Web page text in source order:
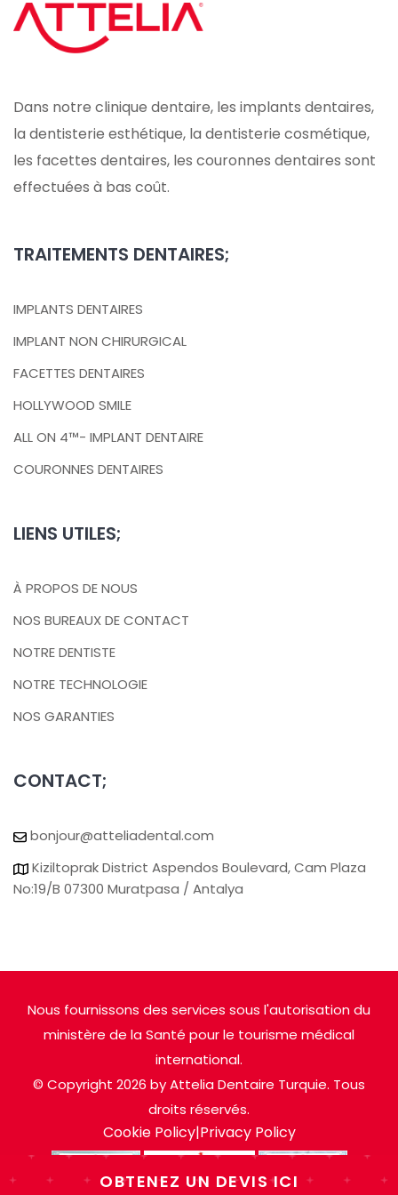
OBTENEZ UN DEVIS ICI
Dans notre clinique dentaire, les implants dentaires,
la dentisterie esthétique, la dentisterie cosmétique,
les facettes dentaires, les couronnes dentaires sont
effectuées à bas coût.
TRAITEMENTS DENTAIRES;
IMPLANTS DENTAIRES
IMPLANT NON CHIRURGICAL
FACETTES DENTAIRES
HOLLYWOOD SMILE
ALL ON 4™- IMPLANT DENTAIRE
COURONNES DENTAIRES
LIENS UTILES;
À PROPOS DE NOUS
NOS BUREAUX DE CONTACT
NOTRE DENTISTE
NOTRE TECHNOLOGIE
NOS GARANTIES
CONTACT;
bonjour@atteliadental.com
Kiziltoprak District Aspendos Boulevard, Cam Plaza
No:19/B 07300 Muratpasa / Antalya
Nous fournissons des services sous l'autorisation du
ministère de la Santé pour le tourisme médical
international.
© Copyright 2026 by Attelia Dentaire Turquie. Tous
droits réservés.
Cookie Policy|Privacy Policy